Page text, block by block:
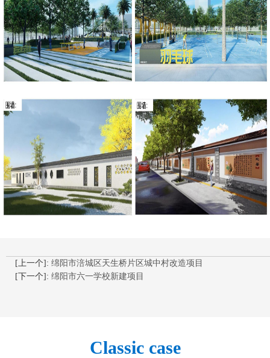
[上一个]: 绵阳市涪城区天生桥片区城中村改造项目
[下一个]: 绵阳市六一学校新建项目
Classic case